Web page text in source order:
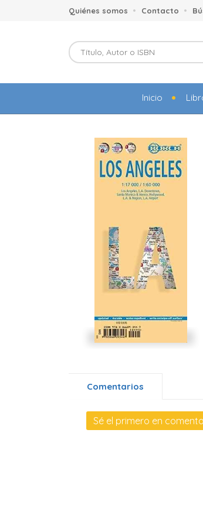
Quiénes somos Contacto
Inicio
Comentarios
Sé el primero en